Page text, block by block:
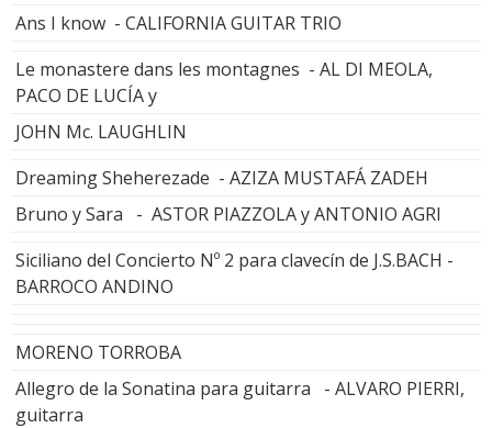
Ans I know - CALIFORNIA GUITAR TRIO
Le monastere dans les montagnes - AL DI MEOLA,
PACO DE LUCÍA y
JOHN Mc. LAUGHLIN
Dreaming Sheherezade - AZIZA MUSTAFÁ ZADEH
Bruno y Sara - ASTOR PIAZZOLA y ANTONIO AGRI
Siciliano del Concierto Nº 2 para clavecín de J.S.BACH -
BARROCO ANDINO
MORENO TORROBA
Allegro de la Sonatina para guitarra - ALVARO PIERRI,
guitarra